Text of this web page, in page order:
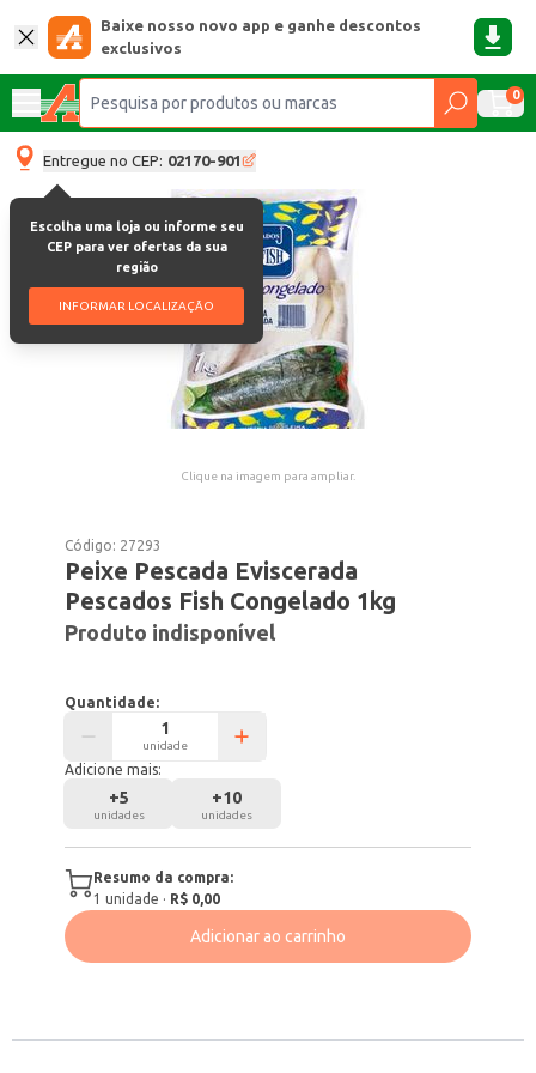
Baixe nosso novo app e ganhe descontos
exclusivos
0
Entregue no CEP: 02170-901
Escolha uma loja ou informe seu
CEP para ver ofertas da sua
região
INFORMAR LOCALIZAÇÃO
Clique na imagem para ampliar.
Código: 27293
Peixe Pescada Eviscerada
Pescados Fish Congelado 1kg
Produto indisponível
Quantidade:
unidade
Adicione mais:
+5
unidades
+10
unidades
Resumo da compra:
1 unidade · R$ 0,00
Adicionar ao carrinho